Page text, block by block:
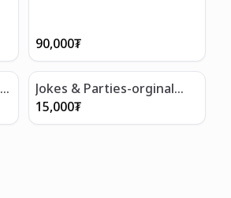
90,000₮
Jokes & Parties-orginal
willy straws
15,000₮